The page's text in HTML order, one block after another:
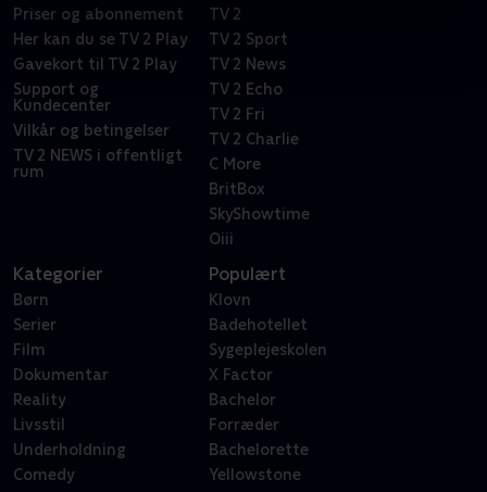
Priser og abonnement
Her kan du se TV 2 Play
Gavekort til TV 2 Play
Support og
Kundecenter
Vilkår og betingelser
TV 2 NEWS i offentligt
rum
TV 2
TV 2 Sport
TV 2 News
TV 2 Echo
TV 2 Fri
TV 2 Charlie
C More
BritBox
SkyShowtime
Oiii
Kategorier
Børn
Serier
Film
Dokumentar
Reality
Livsstil
Underholdning
Comedy
Populært
Klovn
Badehotellet
Sygeplejeskolen
X Factor
Bachelor
Forræder
Bachelorette
Yellowstone